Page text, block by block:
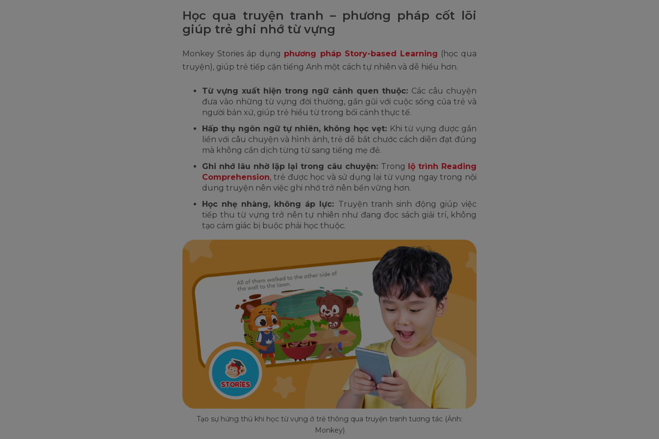
Học qua truyện tranh – phương pháp cốt lõi
giúp trẻ ghi nhớ từ vựng
Monkey Stories áp dụng phương pháp Story-based Learning (học qua
truyện), giúp trẻ tiếp cận tiếng Anh một cách tự nhiên và dễ hiểu hơn.
Từ vựng xuất hiện trong ngữ cảnh quen thuộc: Các câu chuyện
đưa vào những từ vựng đời thường, gần gũi với cuộc sống của trẻ và
người bản xứ, giúp trẻ hiểu từ trong bối cảnh thực tế.
Hấp thụ ngôn ngữ tự nhiên, không học vẹt: Khi từ vựng được gắn
liền với câu chuyện và hình ảnh, trẻ dễ bắt chước cách diễn đạt đúng
mà không cần dịch từng từ sang tiếng mẹ đẻ.
Ghi nhớ lâu nhờ lặp lại trong câu chuyện: Trong
lộ trình Reading
Comprehension, trẻ được học và sử dụng lại từ vựng ngay trong nội
dung truyện nên việc ghi nhớ trở nên bền vững hơn.
Học nhẹ nhàng, không áp lực: Truyện tranh sinh động giúp việc
tiếp thu từ vựng trở nên tự nhiên như đang đọc sách giải trí, không
tạo cảm giác bị buộc phải học thuộc.
Tạo sự hứng thú khi học từ vựng ở trẻ thông qua truyện tranh tương tác (Ảnh:
Monkey)